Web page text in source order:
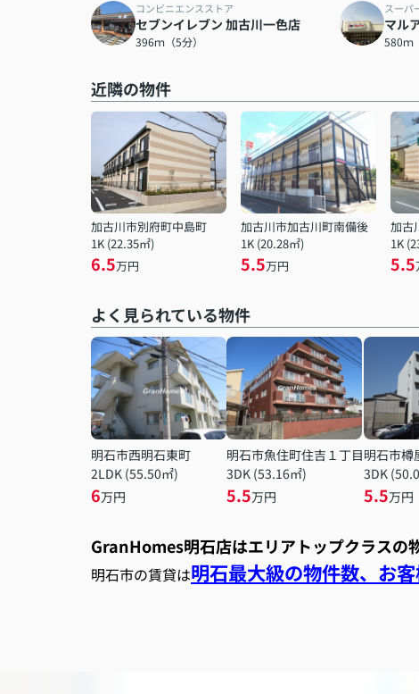
コンビニエンスストア
セブンイレブン 加古川一色店
396ｍ（5分）
スーパ
マル
580ｍ
近隣の物件
加古川市別府町中島町
1K (22.35㎡)
6.5万円
加古川市加古川町南備後
1K (20.28㎡)
5.5万円
加古
1K
5.5
よく見られている物件
明石市西明石東町
2LDK (55.50㎡)
6万円
明石市魚住町住吉１丁目
3DK (53.16㎡)
5.5万円
明石市樽
3DK
5.5万円
GranHomes明石店はエリアトップクラスの
明石市の賃貸は明石最大級の物件数、お